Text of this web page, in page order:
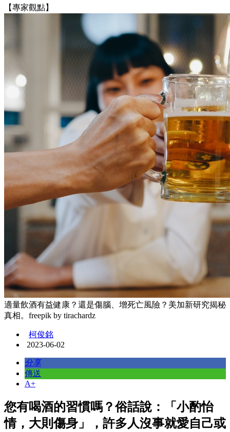
【專家觀點】
適量飲酒有益健康？還是傷腦、增死亡風險？美加新研究揭秘
真相。freepik by tirachardz
柯俊銘
2023-06-02
分享
傳送
A+
您有喝酒的習慣嗎？俗話說：「小酌怡
情，大則傷身」，許多人沒事就愛自己或